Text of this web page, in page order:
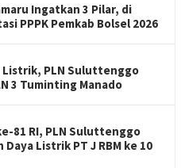
Ingatkan 3 Pilar, di
PPPK Pemkab Bolsel 2026
Listrik, PLN Suluttenggo
3 Tuminting Manado
81 RI, PLN Suluttenggo
Listrik PT J RBM ke 10